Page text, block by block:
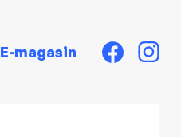
E-magasin